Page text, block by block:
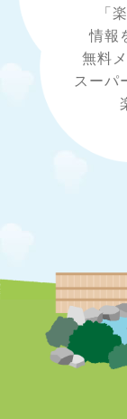
「
情報
無料
スーパ